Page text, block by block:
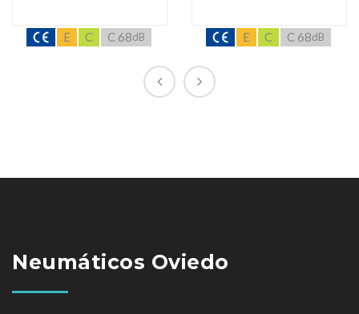
E C C 68dB E C C 68dB
Neumáticos Oviedo